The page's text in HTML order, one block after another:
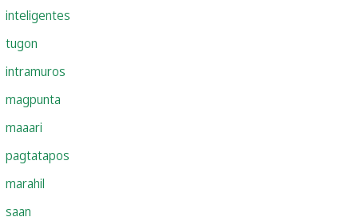
inteligentes
tugon
intramuros
magpunta
maaari
pagtatapos
marahil
saan